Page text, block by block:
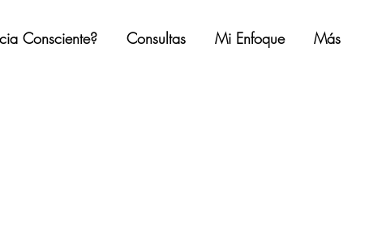
Consciente? Consultas Mi Enfoque Más